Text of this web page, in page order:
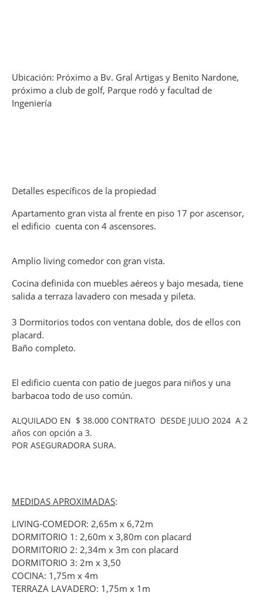
Ubicación: Próximo a Bv. Gral Artigas y Benito Nardone,
próximo a club de golf, Parque rodó y facultad de
Ingeniería
Detalles específicos de la propiedad
Apartamento gran vista al frente en piso 17 por ascensor,
el edificio cuenta con 4 ascensores.
Amplio living comedor con gran vista.
Cocina definida con muebles aéreos y bajo mesada, tiene
salida a terraza lavadero con mesada y pileta.
3 Dormitorios todos con ventana doble, dos de ellos con
placard.
Baño completo.
El edificio cuenta con patio de juegos para niños y una
barbacoa todo de uso común.
ALQUILADO EN $ 38.000 CONTRATO DESDE JULIO 2024 A 2
años con opción a 3.
POR ASEGURADORA SURA.
MEDIDAS APROXIMADAS:
LIVING-COMEDOR: 2,65m x 6,72m
DORMITORIO 1: 2,60m x 3,80m con placard
DORMITORIO 2: 2,34m x 3m con placard
DORMITORIO 3: 2m x 3,50
COCINA: 1,75m x 4m
TERRAZA LAVADERO: 1,75m x 1m